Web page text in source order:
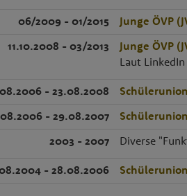
06/2009 - 01/2015 Junge ÖVP
11.10.2008 - 03/2013
Junge ÖVP
Laut
- 23.08.2008
- 29.08.2007
2003 - 2007
Diverse
- 28.08.2006